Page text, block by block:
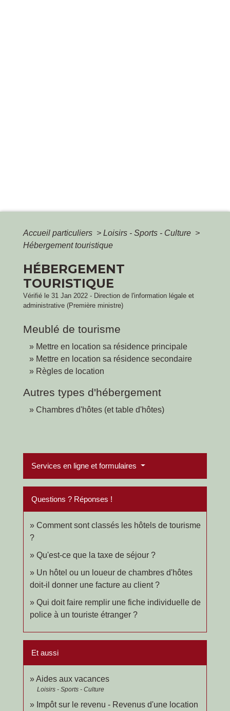
Accueil particuliers > Loisirs - Sports - Culture >
Hébergement touristique
HÉBERGEMENT
TOURISTIQUE
Vérifié le 31 Jan 2022 - Direction de l'information légale et
administrative (Première ministre)
Meublé de tourisme
Mettre en location sa résidence principale
Mettre en location sa résidence secondaire
Règles de location
Autres types d'hébergement
Chambres d'hôtes (et table d'hôtes)
Services en ligne et formulaires
Questions ? Réponses !
Comment sont classés les hôtels de tourisme
?
Qu'est-ce que la taxe de séjour ?
Un hôtel ou un loueur de chambres d'hôtes
doit-il donner une facture au client ?
Qui doit faire remplir une fiche individuelle de
police à un touriste étranger ?
Et aussi
Aides aux vacances
Loisirs - Sports - Culture
Impôt sur le revenu - Revenus d'une location